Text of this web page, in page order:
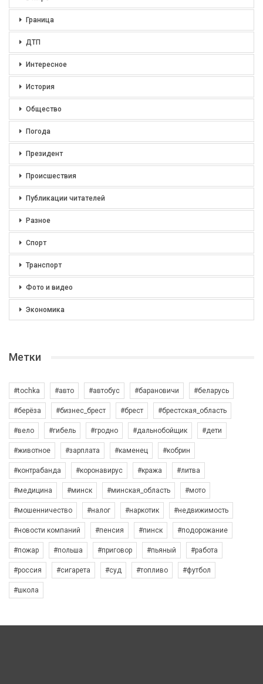
Граница
ДТП
Интересное
История
Общество
Погода
Президент
Происшествия
Публикации читателей
Разное
Спорт
Транспорт
Фото и видео
Экономика
Метки
#tochka #авто #автобус #барановичи #беларусь
#берёза #бизнес_брест #брест #брестская_область
#вело #гибель #гродно #дальнобойщик #дети
#животное #зарплата #каменец #кобрин
#контрабанда #коронавирус #кража #литва
#медицина #минск #минская_область #мото
#мошенничество #налог #наркотик #недвижимость
#новости компаний #пенсия #пинск #подорожание
#пожар #польша #приговор #пьяный #работа
#россия #сигарета #суд #топливо #футбол
#школа